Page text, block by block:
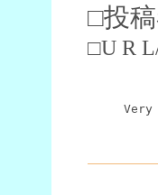
□投
□U R